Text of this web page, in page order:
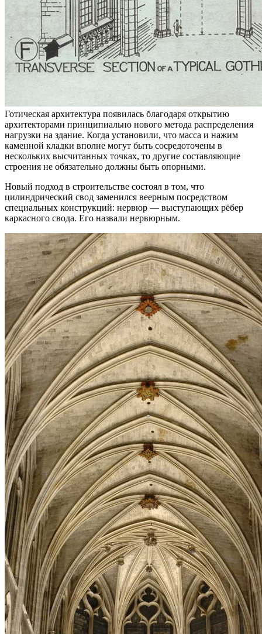
Готическая архитектура появилась благодаря открытию
архитекторами принципиально нового метода распределения
нагрузки на здание. Когда установили, что масса и нажим
каменной кладки вполне могут быть сосредоточены в
нескольких высчитанных точках, то другие составляющие
строения не обязательно должны быть опорными.
Новый подход в строительстве состоял в том, что
цилиндрический свод заменился веерным посредством
специальных конструкций: нервюр — выступающих рёбер
каркасного свода. Его назвали нервюрным.